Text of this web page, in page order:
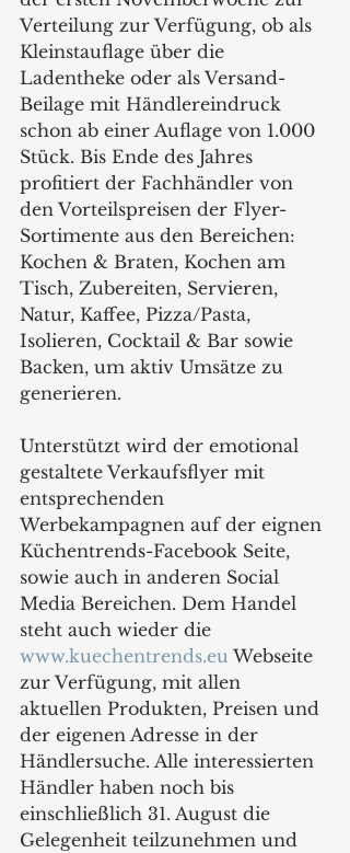
Verteilung zur Verfügung, ob als
Kleinstauflage über die
Ladentheke oder als Versand-
Beilage mit Händlereindruck
schon ab einer Auflage von 1.000
Stück. Bis Ende des Jahres
profitiert der Fachhändler von
den Vorteilspreisen der Flyer-
Sortimente aus den Bereichen:
Kochen & Braten, Kochen am
Tisch, Zubereiten, Servieren,
Natur, Kaffee, Pizza/Pasta,
Isolieren, Cocktail & Bar sowie
Backen, um aktiv Umsätze zu
generieren.
Unterstützt wird der emotional
gestaltete Verkaufsflyer mit
entsprechenden
Werbekampagnen auf der eignen
Küchentrends-Facebook Seite,
sowie auch in anderen Social
Media Bereichen. Dem Handel
steht auch wieder die
www.kuechentrends.eu Webseite
zur Verfügung, mit allen
aktuellen Produkten, Preisen und
der eigenen Adresse in der
Händlersuche. Alle interessierten
Händler haben noch bis
einschließlich 31. August die
Gelegenheit teilzunehmen und